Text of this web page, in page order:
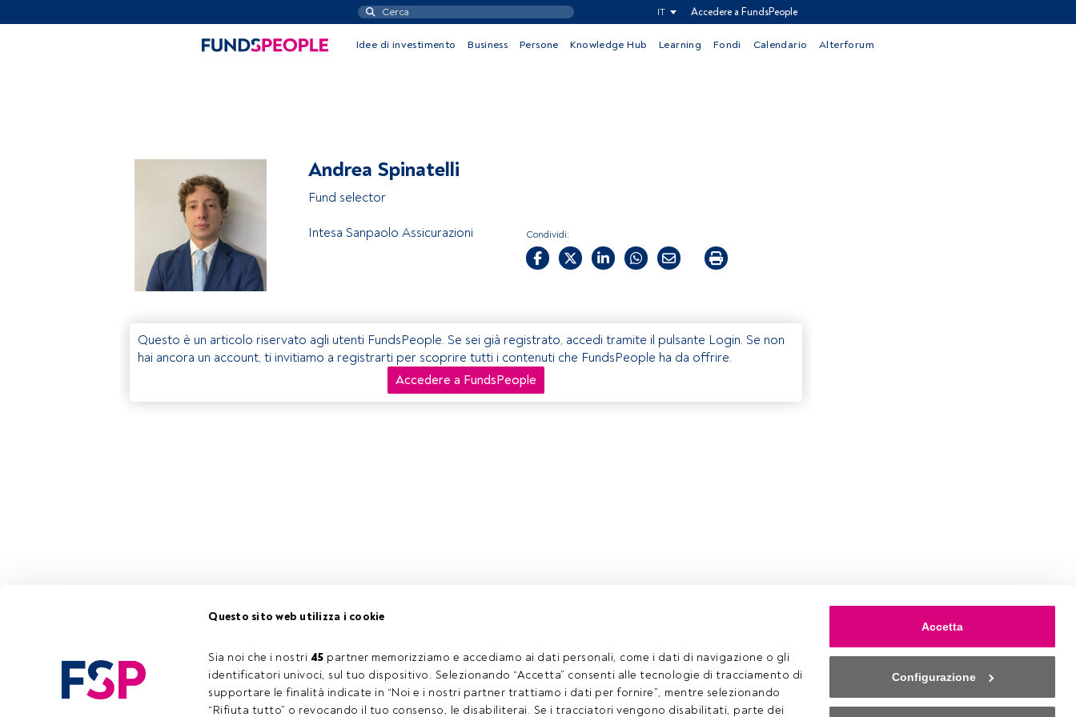
Questo sito web utilizza i cookie
Sia noi che i nostri 45 partner memorizziamo e accediamo ai dati personali, come i dati di navigazione o gli
identificatori univoci, sul tuo dispositivo. Selezionando “Accetta” consenti alle tecnologie di tracciamento di
supportare le finalità indicate in “Noi e i nostri partner trattiamo i dati per fornire”, mentre selezionando
“Rifiuta tutto” o revocando il tuo consenso, le disabiliterai. Se i tracciatori vengono disabilitati, parte dei
Accetta
Configurazione
IT Accedere a FundsPeople
Idee di investimento Business Persone Knowledge Hub Learning Fondi Calendario Alterforum
Andrea Spinatelli
Fund selector
Intesa Sanpaolo Assicurazioni Condividi:
Questo è un articolo riservato agli utenti FundsPeople. Se sei già registrato, accedi tramite il pulsante Login. Se non
hai ancora un account, ti invitiamo a registrarti per scoprire tutti i contenuti che FundsPeople ha da offrire.
Accedere a FundsPeople